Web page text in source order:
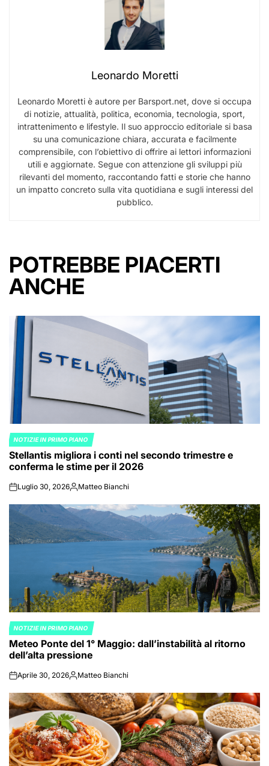
Leonardo Moretti
Leonardo Moretti è autore per Barsport.net, dove si occupa
di notizie, attualità, politica, economia, tecnologia, sport,
intrattenimento e lifestyle. Il suo approccio editoriale si basa
su una comunicazione chiara, accurata e facilmente
comprensibile, con l’obiettivo di offrire ai lettori informazioni
utili e aggiornate. Segue con attenzione gli sviluppi più
rilevanti del momento, raccontando fatti e storie che hanno
un impatto concreto sulla vita quotidiana e sugli interessi del
pubblico.
POTREBBE PIACERTI
ANCHE
POSTED
IN
NOTIZIE IN PRIMO PIANO
Stellantis migliora i conti nel secondo trimestre e
conferma le stime per il 2026
onLuglio 30, 2026Posted
Matteo Bianchi
POSTED
IN
NOTIZIE IN PRIMO PIANO
Meteo Ponte del 1° Maggio: dall’instabilità al ritorno
dell’alta pressione
onAprile 30, 2026Posted
Matteo Bianchi